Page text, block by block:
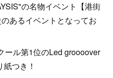
の名物イベント【港街
あるイベントとなってお
ール第1位のLed groooover
つき！